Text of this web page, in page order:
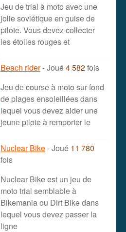
Jeu de trial à moto avec une
jolie soviétique en guise de
pilote. Vous devez collecter
les étoiles rouges et
Beach rider- Joué4 582fois
Jeu de course à moto sur fond
de plages ensoleillées dans
lequel vous devez aider une
jeune pilote à remporter le
Nuclear Bike- Joué 11 780
fois
Nuclear Bike est un jeu de
moto trial semblable à
Bikemania ou Dirt Bike dans
lequel vous devez passer la
ligne